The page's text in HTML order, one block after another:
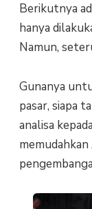
Berikutnya
hanya
Namun,
Gunanya
pasar, siapa
analisa